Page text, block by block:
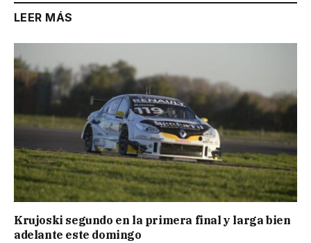
LEER MÁS
Krujoski segundo en la primera final y larga bien
adelante este domingo